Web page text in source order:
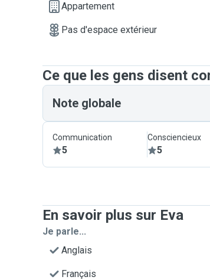
Appartement
Pas d'espace extérieur
Ce que les gens disent
Note globale
Communication
5
Consciencieux
5
En savoir plus sur Eva
Je parle...
Anglais
Français